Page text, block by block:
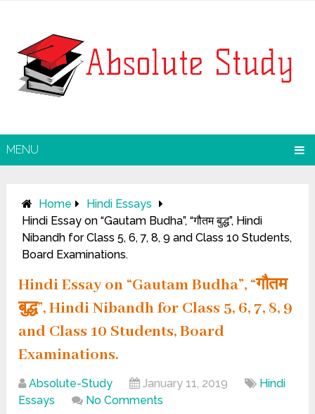
MENU
Home
Hindi Essays
Hindi Essay on “Gautam Budha”, “गौतम बुद्ध”, Hindi
Nibandh for Class 5, 6, 7, 8, 9 and Class 10 Students,
Board Examinations.
Hindi Essay on “Gautam Budha”, “गौतम
बुद्ध”, Hindi Nibandh for Class 5, 6, 7, 8, 9
and Class 10 Students, Board
Examinations.
Absolute-Study January 11, 2019
Hindi
Essays
No Comments